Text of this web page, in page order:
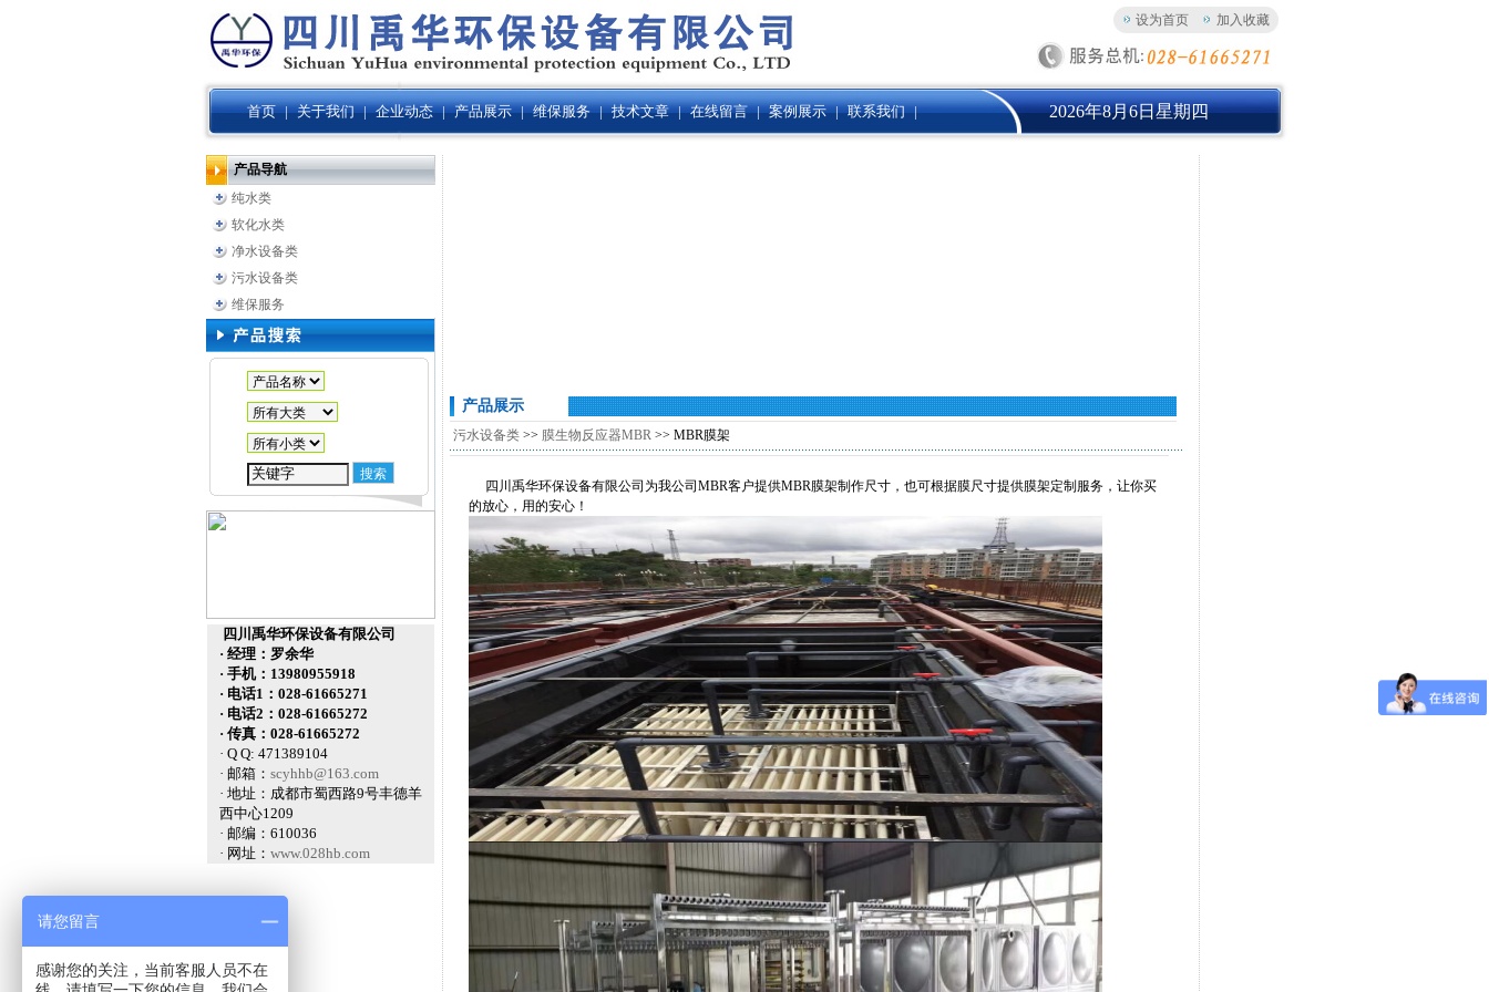
设为首页 加入收藏
首页 | 关于我们 | 企业动态 | 产品展示 | 维保服务 | 技术文章 | 在线留言 | 案例展示 | 联系我们 | 2026年8月6日星期四
产品导航
纯水类
软化水类
净水设备类
污水设备类
维保服务
四川禹华环保设备有限公司
· 经理：罗余华
· 手机：13980955918
· 电话1：028-61665271
· 电话2：028-61665272
· 传真：028-61665272
· Q Q: 471389104
· 邮箱： scyhhb@163.com
· 地址：成都市蜀西路9号丰德羊
西中心1209
· 邮编：610036
· 网址： www.028hb.com
产品展示
污水设备类 >> 膜生物反应器MBR >> MBR膜架
四川禹华环保设备有限公司为我公司MBR客户提供MBR膜架制作尺寸，也可根据膜尺寸提供膜架定制服务，让你买
的放心，用的安心！
请您留言
感谢您的关注，当前客服人员不在